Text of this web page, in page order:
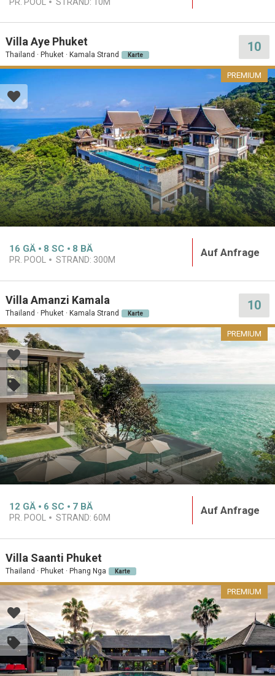
Villa Aye Phuket
Thailand · Phuket · Kamala Strand Karte
10
PREMIUM
16 GÄ 8 SC 8 BÄ
PR. POOL STRAND: 300M
Auf Anfrage
Villa Amanzi Kamala
Thailand · Phuket · Kamala Strand Karte
10
PREMIUM
12 GÄ 6 SC 7 BÄ
PR. POOL STRAND: 60M
Auf Anfrage
Villa Saanti Phuket
Thailand · Phuket · Phang Nga Karte
PREMIUM